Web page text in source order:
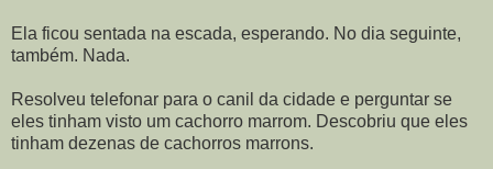
Ela ficou sentada na escada, esperando. No dia seguinte,
também. Nada.
Resolveu telefonar para o canil da cidade e perguntar se
eles tinham visto um cachorro marrom. Descobriu que eles
tinham dezenas de cachorros marrons.